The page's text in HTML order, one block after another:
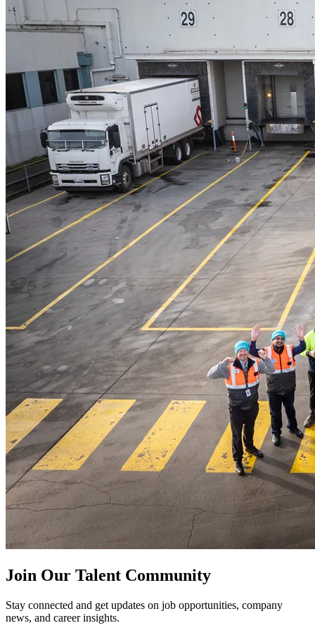
Join Our Talent Community
Stay connected and get updates on job opportunities, company
news, and career insights.